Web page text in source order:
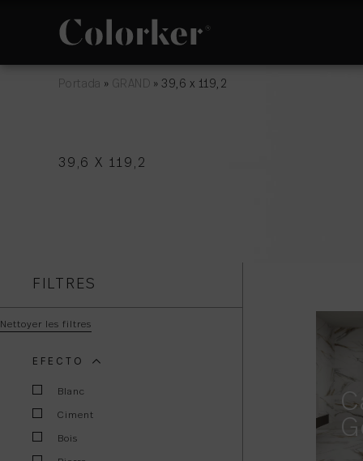
Portada » GRAND »39,6 x 119,2
39,6 X 119,2
FILTRES
Nettoyer les filtres
EFECTO
Blanc
Ciment
Bois